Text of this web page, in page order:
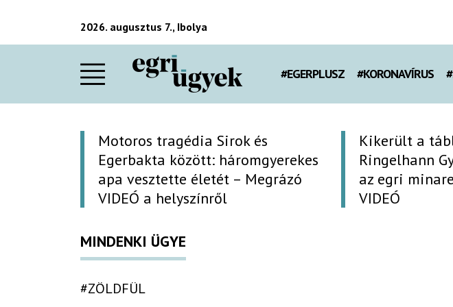
2026. augusztus 7., Ibolya
#EGERPLUSZ #KORONAVÍRUS
Motoros tragédia Sirok és
Egerbakta között: háromgyerekes
apa vesztette életét – Megrázó
VIDEÓ a helyszínről
Kikerült a
Ringelhann
az egri
VIDEÓ
MINDENKI ÜGYE
#ZÖLDFÜL